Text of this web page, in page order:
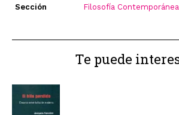
Sección
Filosofía Contemporánea
Te puede